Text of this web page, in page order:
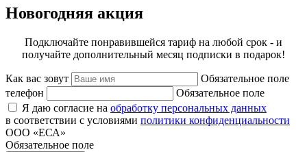
Новогодняя акция
Подключайте понравившейся тариф на любой срок - и
получайте дополнительный месяц подписки в подарок!
Как вас зовут
Обязательное поле
телефон
Обязательное поле
Я даю согласие на обработку персональных данных
в соответствии с условиями политики конфиденциальности
ООО «ЕСА»
Обязательное поле